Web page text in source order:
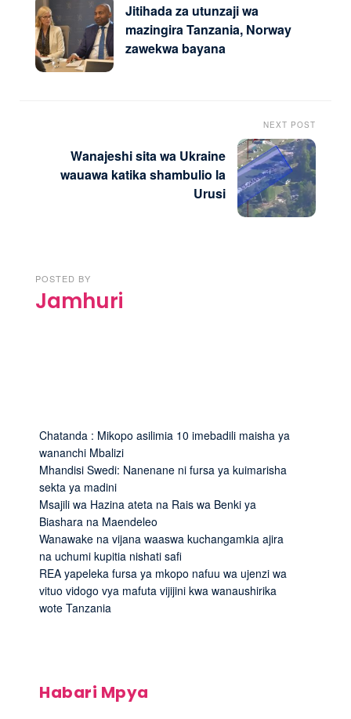
Jitihada za utunzaji wa
mazingira Tanzania, Norway
zawekwa bayana
NEXT POST
Wanajeshi sita wa Ukraine
wauawa katika shambulio la
Urusi
POSTED BY
Jamhuri
Chatanda : Mikopo asilimia 10 imebadili maisha ya
wananchi Mbalizi
Mhandisi Swedi: Nanenane ni fursa ya kuimarisha
sekta ya madini
Msajili wa Hazina ateta na Rais wa Benki ya
Biashara na Maendeleo
Wanawake na vijana waaswa kuchangamkia ajira
na uchumi kupitia nishati safi
REA yapeleka fursa ya mkopo nafuu wa ujenzi wa
vituo vidogo vya mafuta vijijini kwa wanaushirika
wote Tanzania
Habari Mpya